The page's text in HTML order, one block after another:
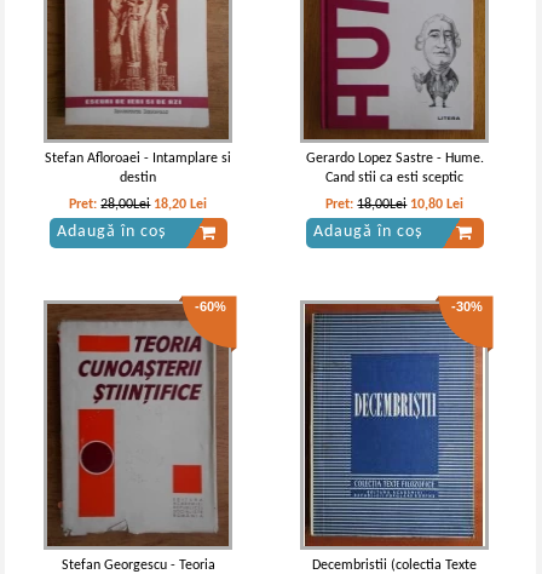
Stefan Afloroaei - Intamplare si
destin
Pret:28,00Lei 18,20 Lei
Adaugă în coș
Gerardo Lopez Sastre - Hume.
Cand stii ca esti sceptic
Pret:18,00Lei 10,80 Lei
Adaugă în coș
-60%
Stefan Georgescu - Teoria
-30%
Decembristii (colectia Texte